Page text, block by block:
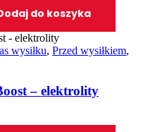
do koszyka
wysiłku, Przed wysiłkiem,
– elektrolity